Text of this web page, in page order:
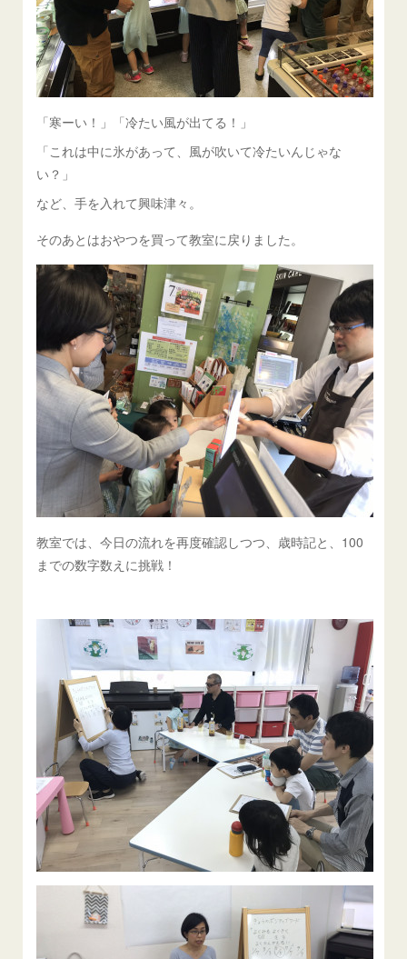
「寒ーい！」「冷たい風が出てる！」
「これは中に氷があって、風が吹いて冷たいんじゃな
い？」
など、手を入れて興味津々。
そのあとはおやつを買って教室に戻りました。
教室では、今日の流れを再度確認しつつ、歳時記と、100
までの数字数えに挑戦！